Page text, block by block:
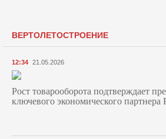
ВЕРТОЛЕТОСТРОЕНИЕ
12:34 21.05.2026
Рост товарооборота подтверждает
ключевого экономического партнера